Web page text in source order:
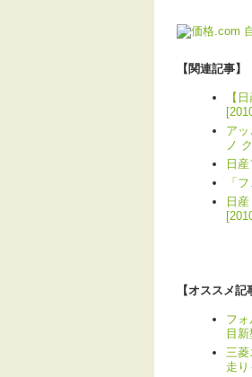
【関連記事】
【
ア
ノ
日
「
日
【オススメ記
フ
目
三
走り